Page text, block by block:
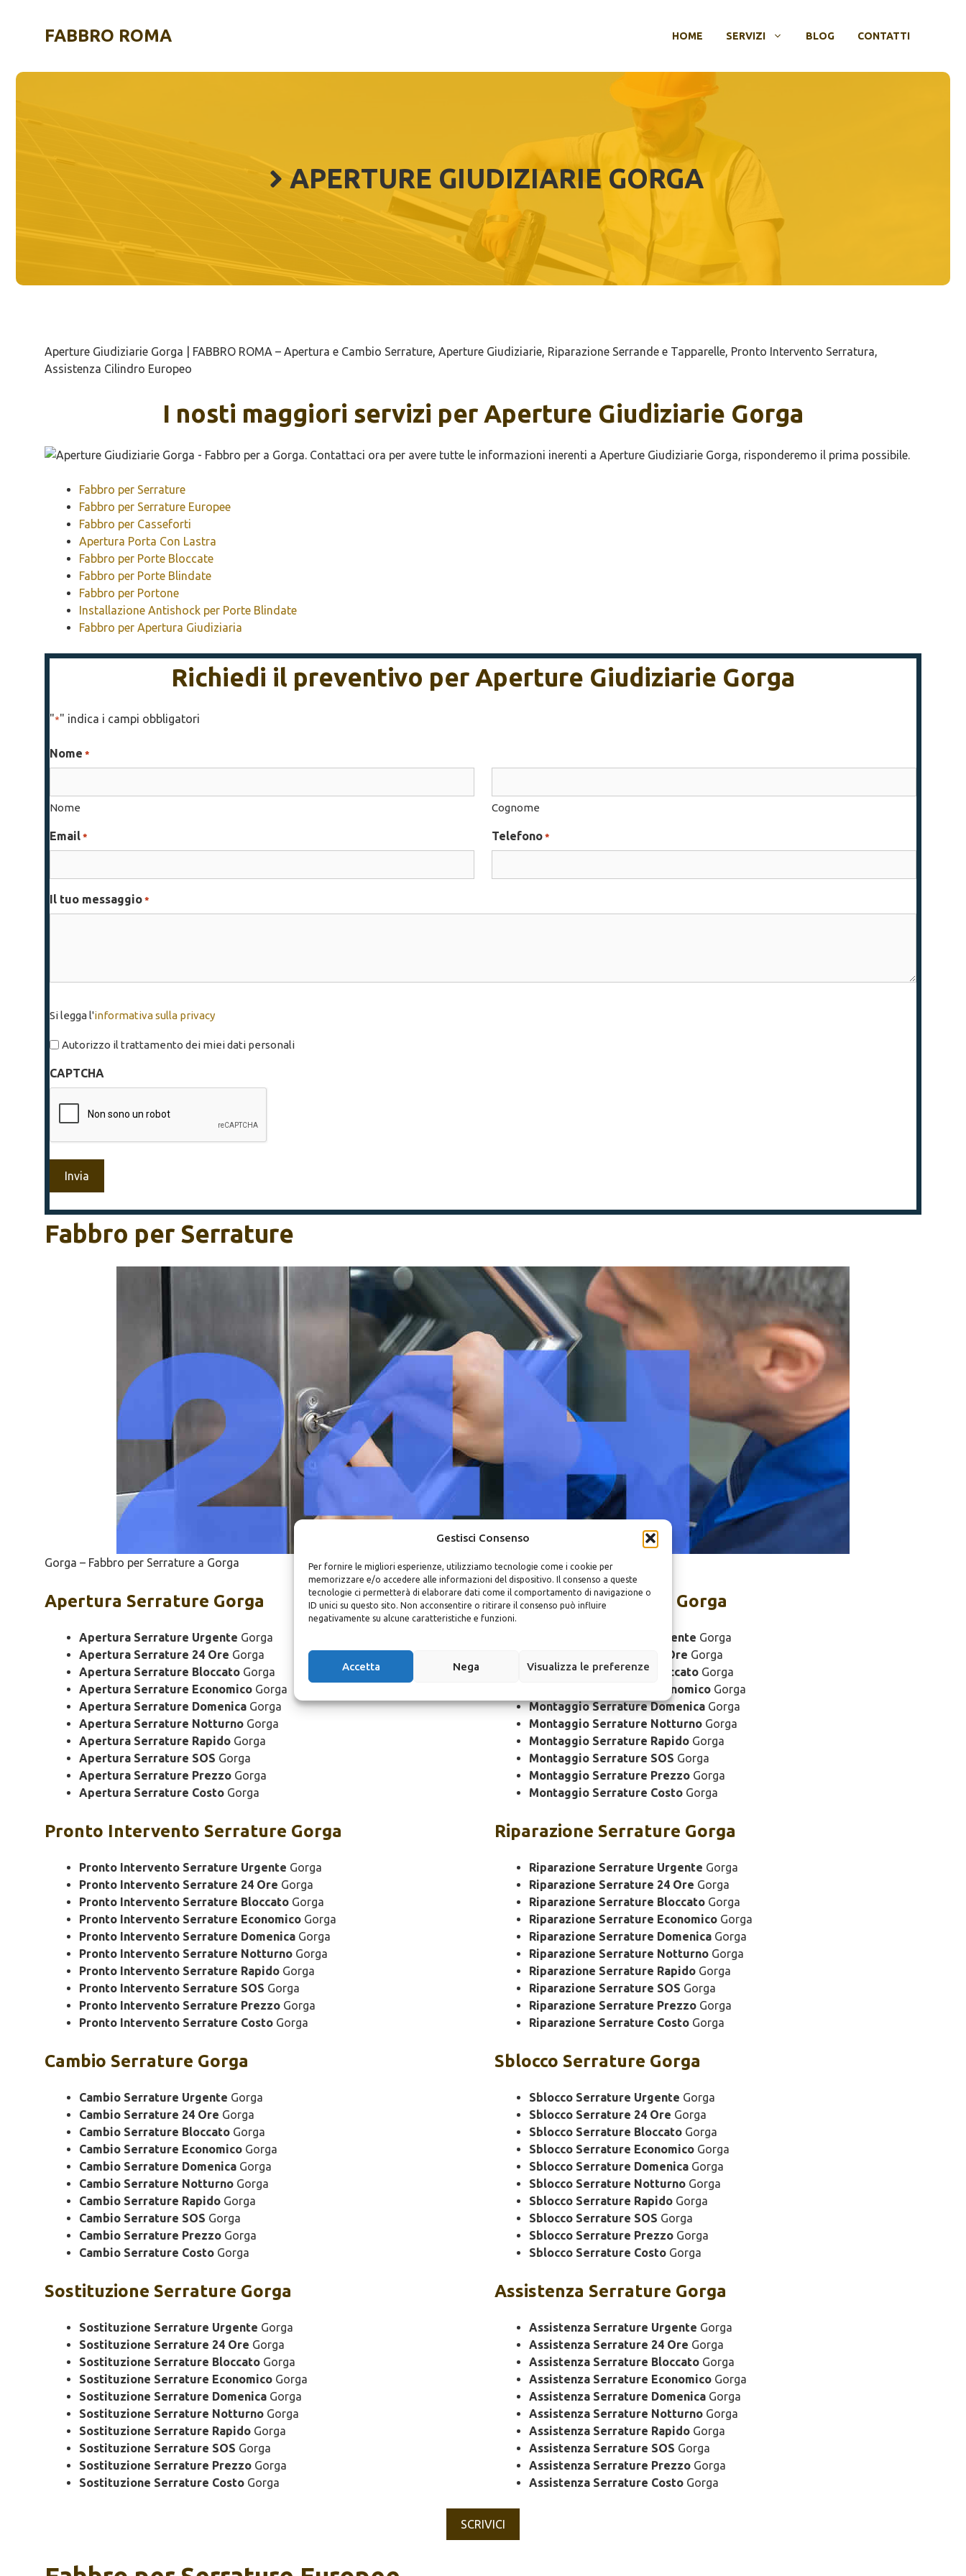
Gestisci Consenso
Per fornire le migliori esperienze, utilizziamo tecnologie come i cookie per
memorizzare e/o accedere alle informazioni del dispositivo. Il consenso a queste
tecnologie ci permetterà di elaborare dati come il comportamento di navigazione o
ID unici su questo sito. Non acconsentire o ritirare il consenso può influire
negativamente su alcune caratteristiche e funzioni.
Accetta Nega Visualizza le preferenze
contenutoFABBRO ROMA HOME SERVIZI BLOG CONTATTI
APERTURE GIUDIZIARIE GORGA
Aperture Giudiziarie Gorga | FABBRO ROMA – Apertura e Cambio Serrature, Aperture Giudiziarie, Riparazione Serrande e Tapparelle, Pronto Intervento Serratura,
Assistenza Cilindro Europeo
I nosti maggiori servizi per Aperture Giudiziarie Gorga
Fabbro per Serrature
Fabbro per Serrature Europee
Fabbro per Casseforti
Apertura Porta Con Lastra
Fabbro per Porte Bloccate
Fabbro per Porte Blindate
Fabbro per Portone
Installazione Antishock per Porte Blindate
Fabbro per Apertura Giudiziaria
Richiedi il preventivo per Aperture Giudiziarie Gorga
"*" indica i campi obbligatori
Nome *
Nome Cognome
Email * Telefono *
Il tuo messaggio *
legga
l'informativa
privacy
Si legga l'informativa sulla privacy
Autorizzo il trattamento dei miei dati personali
CAPTCHA
Fabbro per Serrature
Gorga – Fabbro per Serrature a Gorga
Apertura Serrature Gorga
Apertura Serrature Urgente Gorga
Apertura Serrature 24 Ore Gorga
Apertura Serrature Bloccato Gorga
Apertura Serrature Economico Gorga
Apertura Serrature Domenica Gorga
Apertura Serrature Notturno Gorga
Apertura Serrature Rapido Gorga
Apertura Serrature SOS Gorga
Apertura Serrature Prezzo Gorga
Apertura Serrature Costo Gorga
Pronto Intervento Serrature Gorga
Pronto Intervento Serrature Urgente Gorga
Pronto Intervento Serrature 24 Ore Gorga
Pronto Intervento Serrature Bloccato Gorga
Pronto Intervento Serrature Economico Gorga
Pronto Intervento Serrature Domenica Gorga
Pronto Intervento Serrature Notturno Gorga
Pronto Intervento Serrature Rapido Gorga
Pronto Intervento Serrature SOS Gorga
Pronto Intervento Serrature Prezzo Gorga
Pronto Intervento Serrature Costo Gorga
Cambio Serrature Gorga
Cambio Serrature Urgente Gorga
Cambio Serrature 24 Ore Gorga
Cambio Serrature Bloccato Gorga
Cambio Serrature Economico Gorga
Cambio Serrature Domenica Gorga
Cambio Serrature Notturno Gorga
Cambio Serrature Rapido Gorga
Cambio Serrature SOS Gorga
Cambio Serrature Prezzo Gorga
Cambio Serrature Costo Gorga
Sostituzione Serrature Gorga
Sostituzione Serrature Urgente Gorga
Sostituzione Serrature 24 Ore Gorga
Sostituzione Serrature Bloccato Gorga
Sostituzione Serrature Economico Gorga
Sostituzione Serrature Domenica Gorga
Sostituzione Serrature Notturno Gorga
Sostituzione Serrature Rapido Gorga
Sostituzione Serrature SOS Gorga
Sostituzione Serrature Prezzo Gorga
Sostituzione Serrature Costo Gorga
MontaggioSerrature Gorga
Montaggio Serrature Urgente Gorga
Montaggio Serrature 24 Ore Gorga
Montaggio Serrature BloccatoGorga
Montaggio Serrature EconomicoGorga
Montaggio Serrature DomenicaGorga
Montaggio Serrature NotturnoGorga
Montaggio Serrature RapidoGorga
Montaggio Serrature SOS Gorga
Montaggio Serrature PrezzoGorga
Montaggio Serrature CostoGorga
Riparazione Serrature Gorga
Riparazione Serrature Urgente Gorga
Riparazione Serrature 24 Ore Gorga
Riparazione Serrature BloccatoGorga
Riparazione Serrature EconomicoGorga
Riparazione Serrature DomenicaGorga
Riparazione Serrature NotturnoGorga
Riparazione Serrature RapidoGorga
Riparazione Serrature SOS Gorga
Riparazione Serrature PrezzoGorga
Riparazione Serrature CostoGorga
Sblocco Serrature Gorga
Sblocco Serrature Urgente Gorga
Sblocco Serrature 24 Ore Gorga
Sblocco Serrature BloccatoGorga
Sblocco Serrature EconomicoGorga
Sblocco Serrature DomenicaGorga
Sblocco Serrature NotturnoGorga
Sblocco Serrature RapidoGorga
Sblocco Serrature SOS Gorga
Sblocco Serrature PrezzoGorga
Sblocco Serrature CostoGorga
Assistenza Serrature Gorga
Assistenza Serrature Urgente Gorga
Assistenza Serrature 24 Ore Gorga
Assistenza Serrature BloccatoGorga
Assistenza Serrature EconomicoGorga
Assistenza Serrature DomenicaGorga
Assistenza Serrature NotturnoGorga
Assistenza Serrature RapidoGorga
Assistenza Serrature SOS Gorga
Assistenza Serrature PrezzoGorga
Assistenza Serrature CostoGorga
SCRIVICI